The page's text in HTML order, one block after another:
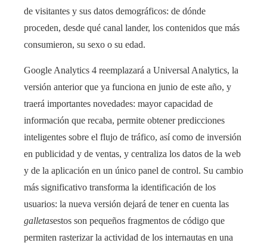
de visitantes y sus datos demográficos: de dónde
proceden, desde qué canal lander, los contenidos que más
consumieron, su sexo o su edad.
Google Analytics 4 reemplazará a Universal Analytics, la
versión anterior que ya funciona en junio de este año, y
traerá importantes novedades: mayor capacidad de
información que recaba, permite obtener predicciones
inteligentes sobre el flujo de tráfico, así como de inversión
en publicidad y de ventas, y centraliza los datos de la web
y de la aplicación en un único panel de control. Su cambio
más significativo transforma la identificación de los
usuarios: la nueva versión dejará de tener en cuenta las
galletasestos son pequeños fragmentos de código que
permiten rasterizar la actividad de los internautas en una